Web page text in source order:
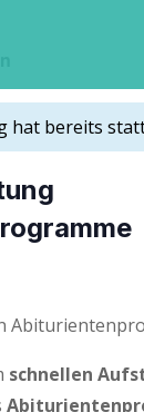
hat bereits
schnel­len